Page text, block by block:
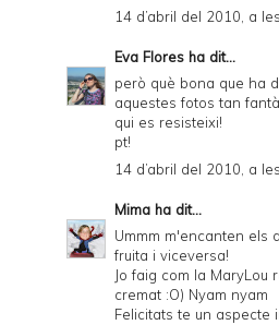
14 d’abril del 2010, a
Eva Flores ha dit...
però què bona que ha
aquestes fotos tan
qui es resisteixi!
pt!
14 d’abril del 2010, a
Mima ha dit...
Ummm m'encanten els
fruita i viceversa!
Jo faig com la MaryLou
cremat :O) Nyam nyam
Felicitats te un aspecte